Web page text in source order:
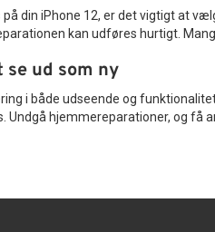
din iPhone 12, er det vigtigt at
kan udføres hurtigt.
se ud som ny
i både udseende og
hjemmereparationer, og få